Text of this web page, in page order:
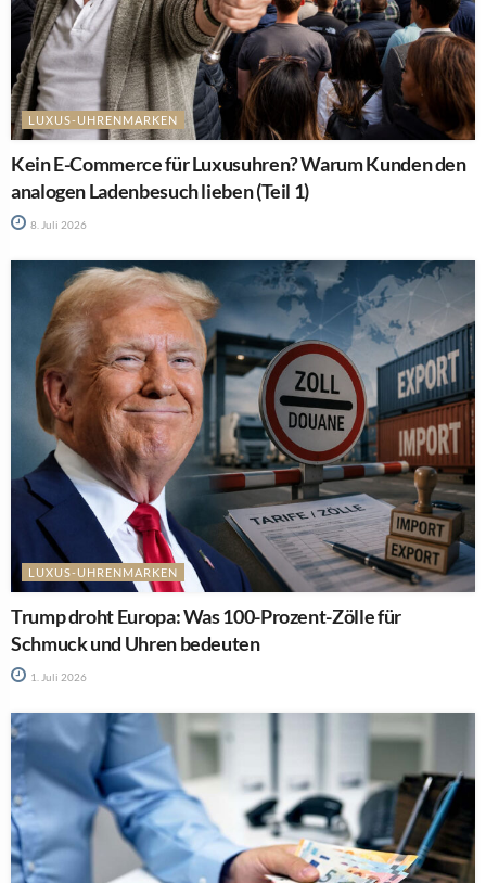
LUXUS-UHRENMARKEN
Kein E-Commerce für Luxusuhren? Warum Kunden den
analogen Ladenbesuch lieben (Teil 1)
8. Juli 2026
LUXUS-UHRENMARKEN
Trump droht Europa: Was 100-Prozent-Zölle für
Schmuck und Uhren bedeuten
1. Juli 2026